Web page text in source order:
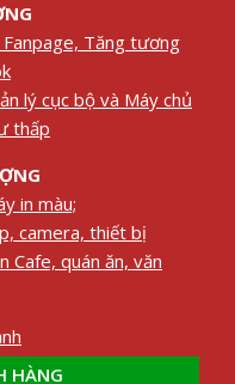
Tăng tương
lý cục bộ và Máy chủ
thấp
in màu;
camera, thiết bị
Cafe, quán ăn, văn
HÀNG